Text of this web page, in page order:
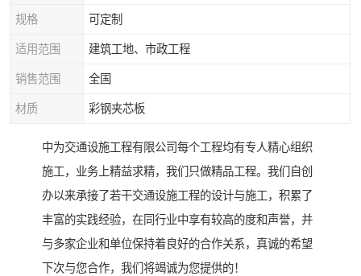
规格 可定制
适用范围 建筑工地、市政工程
销售范围 全国
材质 彩钢夹芯板
中为交通设施工程有限公司每个工程均有专人精心组织
施工，业务上精益求精，我们只做精品工程。我们自创
办以来承接了若干交通设施工程的设计与施工，积累了
丰富的实践经验，在同行业中享有较高的度和声誉，并
与多家企业和单位保持着良好的合作关系，真诚的希望
下次与您合作，我们将竭诚为您提供的！